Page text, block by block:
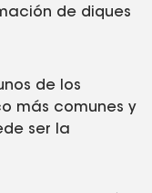
de diques
de los
más comunes y
ser la